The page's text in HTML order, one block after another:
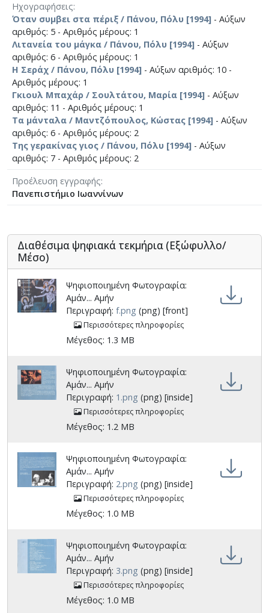
Ηχογραφήσεις
Όταν συμβει στα πέριξ / Πάνου, Πόλυ [1994] - Αύξων
αριθμός: 5 - Αριθμός μέρους: 1
Λιτανεία του μάγκα / Πάνου, Πόλυ [1994] - Αύξων
αριθμός: 6 - Αριθμός μέρους: 1
Η Σεράχ / Πάνου, Πόλυ [1994] - Αύξων αριθμός: 10 -
Αριθμός μέρους: 1
Γκιουλ Μπαχάρ / Σουλτάτου, Μαρία [1994] - Αύξων
αριθμός: 11 - Αριθμός μέρους: 1
Τα μάνταλα / Μαντζόπουλος, Κώστας [1994] - Αύξων
αριθμός: 6 - Αριθμός μέρους: 2
Της γερακίνας γιος / Πάνου, Πόλυ [1994] - Αύξων
αριθμός: 7 - Αριθμός μέρους: 2
Προέλευση εγγραφής
Πανεπιστήμιο Ιωαννίνων
Διαθέσιμα ψηφιακά τεκμήρια (Εξώφυλλο/
Μέσο)
Ψηφιοποιημένη Φωτογραφία:
Αμάν... Αμήν
Περιγραφή: f.png (png) [front]
Περισσότερες πληροφορίες
Μέγεθος: 1.3 MB
Ψηφιοποιημένη Φωτογραφία:
Αμάν... Αμήν
Περιγραφή: 1.png (png) [inside]
Περισσότερες πληροφορίες
Μέγεθος: 1.2 MB
Ψηφιοποιημένη Φωτογραφία:
Αμάν... Αμήν
Περιγραφή: 2.png (png) [inside]
Περισσότερες πληροφορίες
Μέγεθος: 1.0 MB
Ψηφιοποιημένη Φωτογραφία:
Αμάν... Αμήν
Περιγραφή: 3.png (png) [inside]
Περισσότερες πληροφορίες
Μέγεθος: 1.0 MB